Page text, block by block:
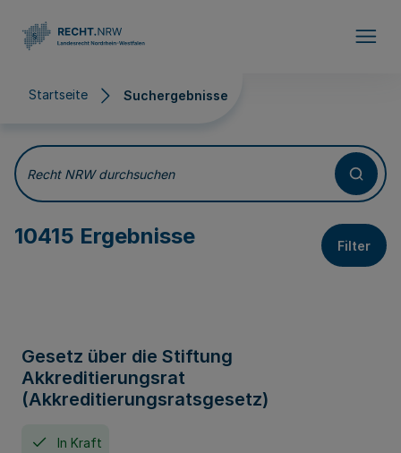
Startseite Suchergebnisse
Suchergebnisse
Recht NRW durchsuchen
10415 Ergebnisse Filter
Gesetz über die Stiftung
Akkreditierungsrat
(Akkreditierungsratsgesetz)
In Kraft